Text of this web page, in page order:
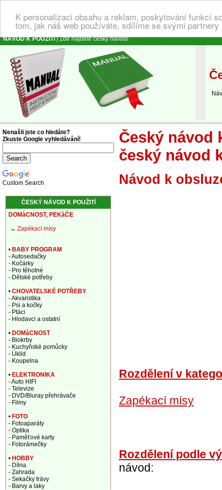
K personalizaci obsahu a reklam, poskytování funkcí
tom, jak náš web používáte, sdílíme se svými
NÁVOD K POUŽITÍ| Zde najdete český návod!
Český návod
český návod
Návod k
Rozdělení v
Zapékací mísy
Rozdělení podle
návod:
Nenašli jste co hledáte?
Zkuste Google vyhledávání!
Custom Search
ČESKÝ NÁVOD K POUŽITÍ
DOMàCNOST, PEKàČE
→ Zapékací mísy
• BABY PROGRAM
- Autosedačky
- Kočárky
- Pro těhotné
- Dětské potřeby
• CHOVATELSKÉ POTŘEBY
- Akvaristika
- Psi a kočky
- Ptáci
- Hlodavci a ostatní
• DOMàCNOST
- Biokrby
- Kuchyňské pomůcky
- Úklid
- Koupelna
• ELEKTRONIKA
- Auto HIFI
- Televize
- DVD/Bluray přehrávače
- Filmy
• FOTO
- Fotoaparáty
- Optika
- Paměťové karty
- Fotorámečky
• HOBBY
- Dílna
- Zahrada
- Sekačky trávy
- Barvy a laky